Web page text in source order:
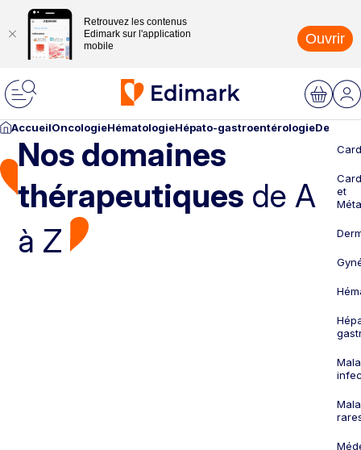
Retrouvez les contenus
Edimark sur l'application
mobile
Ouvrir
AccueilOncologieHématologieHépato-gastroentérologie
Nos domaines
thérapeutiques de A
à Z
et